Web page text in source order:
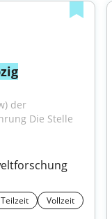
der
Die Stelle
Teilzeit Vollzeit